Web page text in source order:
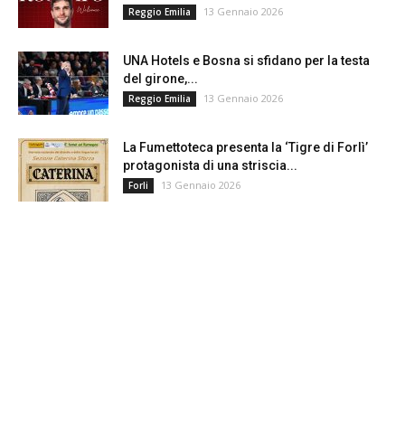
Reggio Emilia 13 Gennaio 2026
UNA Hotels e Bosna si sfidano per la testa
del girone,...
Reggio Emilia 13 Gennaio 2026
La Fumettoteca presenta la ‘Tigre di Forlì’
protagonista di una striscia...
Forli 13 Gennaio 2026